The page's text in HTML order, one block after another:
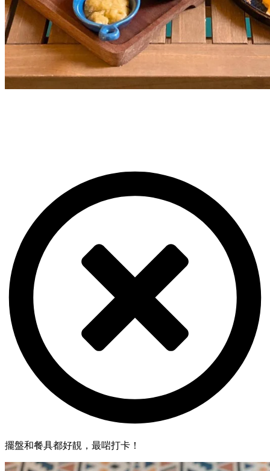
擺盤和餐具都好靚，最啱打卡！